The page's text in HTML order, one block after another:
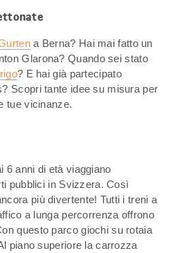
a Berna? Hai mai fatto un
Glarona? Quando sei stato
? E hai già partecipato
Scopri tante idee su misura per
tue vicinanze.
6 anni di età viaggiano
pubblici in Svizzera. Così
più divertente! Tutti i treni a
a lunga percorrenza offrono
questo parco giochi su rotaia
piano superiore la carrozza